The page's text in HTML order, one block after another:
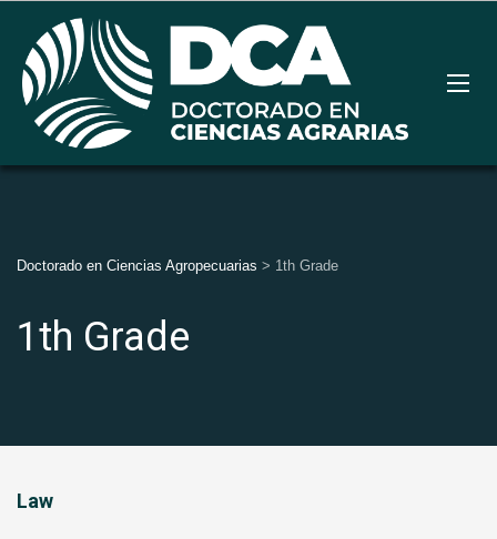
Doctorado en Ciencias Agropecuarias > 1th Grade
1th Grade
Law